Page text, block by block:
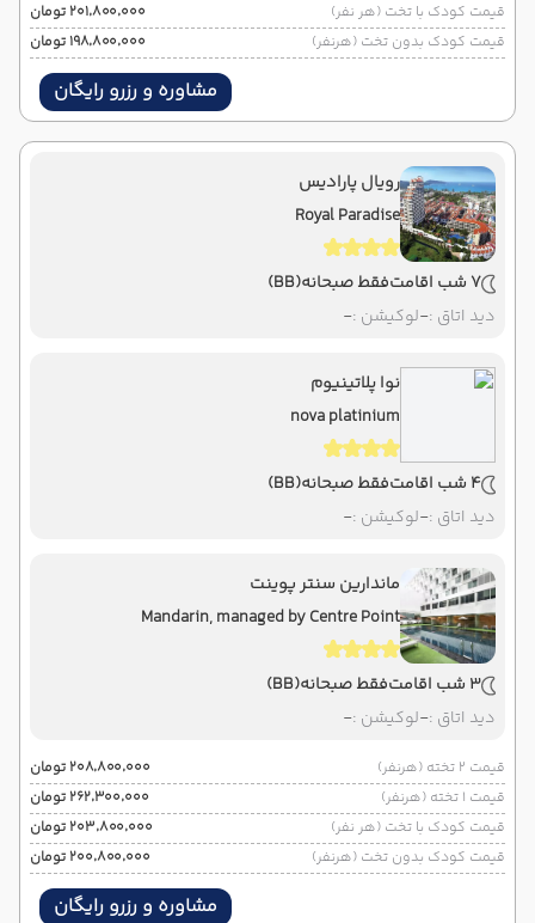
قیمت کودک با تخت (هر نفر)
۲۰۱٬۸۰۰٬۰۰۰ تومان
قیمت کودک بدون تخت (هرنفر)
۱۹۸٬۸۰۰٬۰۰۰ تومان
مشاوره و رزرو رایگان
رویال پارادیس
Royal Paradise
7 شب اقامت فقط صبحانه(BB)
دید اتاق :-لوکیشن :-
نوا پلاتینیوم
nova platinium
4 شب اقامت فقط صبحانه(BB)
دید اتاق :-لوکیشن :-
ماندارین سنتر پوینت
Mandarin, managed by Centre Point
3 شب اقامت فقط صبحانه(BB)
دید اتاق :-لوکیشن :-
قیمت 2 تخته (هرنفر)
۲۰۸٬۸۰۰٬۰۰۰ تومان
قیمت 1 تخته (هرنفر)
۲۶۲٬۳۰۰٬۰۰۰ تومان
قیمت کودک با تخت (هر نفر)
۲۰۳٬۸۰۰٬۰۰۰ تومان
قیمت کودک بدون تخت (هرنفر)
۲۰۰٬۸۰۰٬۰۰۰ تومان
مشاوره و رزرو رایگان